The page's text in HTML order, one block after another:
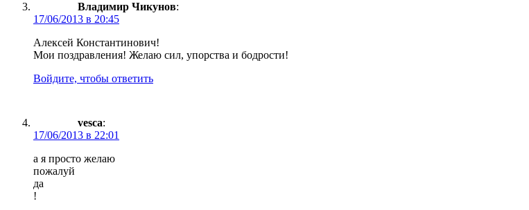
Владимир Чикунов:
17/06/2013 в 20:45
Алексей Константинович!
Мои поздравления! Желаю сил, упорства и бодрости!
Войдите, чтобы ответить
vesca:
17/06/2013 в 22:01
а я просто желаю
пожалуй
да
!